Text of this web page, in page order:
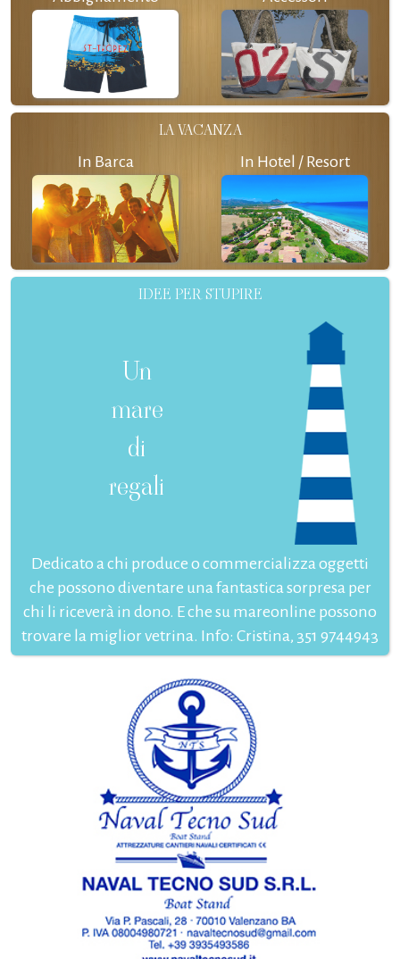
LA VACANZA
In Barca In Hotel / Resort
IDEE PER STUPIRE
Un
mare
di
regali
Dedicato a chi produce o commercializza oggetti
che possono diventare una fantastica sorpresa per
chi li riceverà in dono. E che su mareonline possono
trovare la miglior vetrina. Info: Cristina, 351 9744943